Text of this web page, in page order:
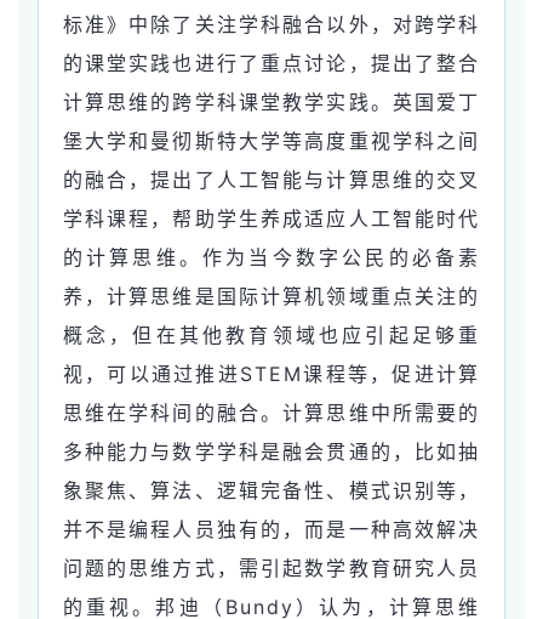
标准》中除了关注学科融合以外，对跨学科
的课堂实践也进行了重点讨论，提出了整合
计算思维的跨学科课堂教学实践。英国爱丁
堡大学和曼彻斯特大学等高度重视学科之间
的融合，提出了人工智能与计算思维的交叉
学科课程，帮助学生养成适应人工智能时代
的计算思维。作为当今数字公民的必备素
养，计算思维是国际计算机领域重点关注的
概念，但在其他教育领域也应引起足够重
视，可以通过推进STEM课程等，促进计算
思维在学科间的融合。计算思维中所需要的
多种能力与数学学科是融会贯通的，比如抽
象聚焦、算法、逻辑完备性、模式识别等，
并不是编程人员独有的，而是一种高效解决
问题的思维方式，需引起数学教育研究人员
的重视。邦迪（Bundy）认为，计算思维